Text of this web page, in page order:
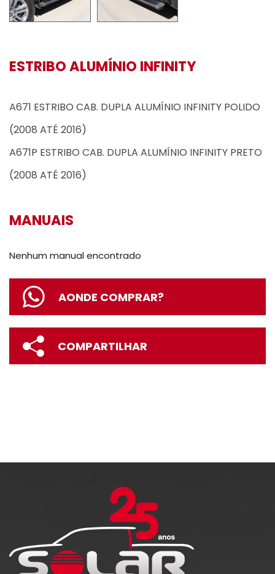
ESTRIBO ALUMÍNIO INFINITY
A671 ESTRIBO CAB. DUPLA ALUMÍNIO INFINITY POLIDO
(2008 ATÉ 2016)
A671P ESTRIBO CAB. DUPLA ALUMÍNIO INFINITY PRETO
(2008 ATÉ 2016)
MANUAIS
Nenhum manual encontrado
AONDE COMPRAR?
COMPARTILHAR